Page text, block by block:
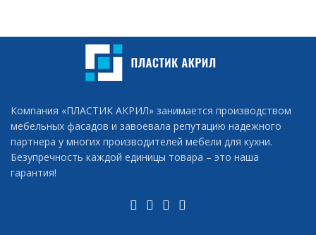
Компания «ПЛАСТИК АКРИЛ» занимается производством
мебельных фасадов и завоевала репутацию надежного
партнера у многих производителей мебели для кухни.
Безупречность каждой единицы товара – это наша
гарантия!